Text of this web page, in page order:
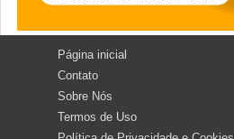
Página inicial
Contato
Sobre Nós
Termos de Uso